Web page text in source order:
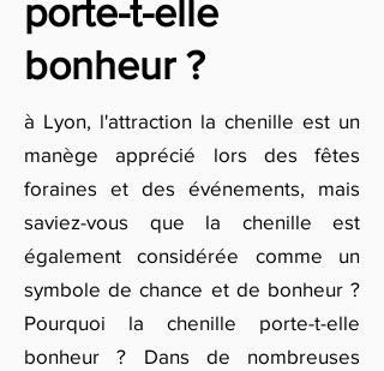
porte-t-elle
bonheur ?
à Lyon, l'attraction la chenille est un
manège apprécié lors des fêtes
foraines et des événements, mais
saviez-vous que la chenille est
également considérée comme un
symbole de chance et de bonheur ?
Pourquoi la chenille porte-t-elle
bonheur ? Dans de nombreuses